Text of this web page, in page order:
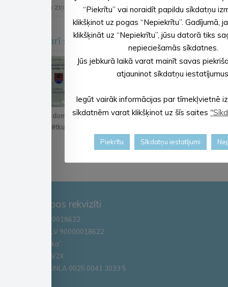
← Iepriekšējā ziņa Nākošā ziņa →
Iesakām arī šo
Pastāsti savas domas
par Kopienu svētku
Alūksnē notiks
apmācība
Zemessardze...
Iznācis jaunākais
informatīvā izdevum...
< >
Pašvaldības rekvizīti
Reģ. Nr.90000018622
PVN reģ. Nr. LV 90000018622
AS „SEB banka”
Kods: UNLALV2X
Konts: LV58 UNLA 0025 0041 3033 5
“Piekrītu” vai noraidīt papildu sīkdatņu
klikšķinot uz pogas “Nepiekrītu”. Gadījumā,
klikšķināt uz “Nepiekrītu”, jūsu datorā tiks
nepieciešamās sīkdatnes.
Jūs jebkurā laikā varat mainīt savas
atjauninot sīkdatņu
Iegūt vairāk informācijas par tīmekļvietnē
sīkdatnēm varat klikšķinot uz šīs saites
Piekrītu Sīkdatņu iestatījumi